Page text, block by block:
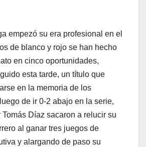
empezó su era profesional en el
de blanco y rojo se han hecho
en cinco oportunidades,
esta tarde, un título que
en la memoria de los
de ir 0-2 abajo en la serie,
Tomás Díaz sacaron a relucir su
al ganar tres juegos de
y alargando de paso su